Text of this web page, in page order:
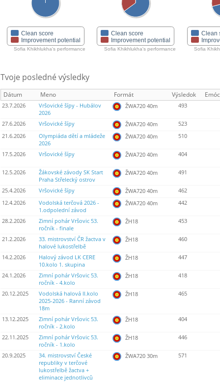
Clean score
Improvement potential
Sofia Khikhlukha's performance
Clean score
Improvement potential
Sofia Khikhlukha's performance
Clean
Sofia
Tvoje posledné výsledky
Dátum Meno Formát Výsledok
23.7.2026
Vršovické šípy - Hubálov
2026
ŽWA720 40m 493
27.6.2026 Vršovické šípy ŽWA720 40m
523
21.6.2026
Olympiáda dětí a mládeže
2026
ŽWA720 40m 510
17.5.2026 Vršovické šípy ŽWA720 40m 404
12.5.2026
Žákovské závody SK Start
Praha Střelecký ostrov
ŽWA720 40m 491
25.4.2026 Vršovické šípy ŽWA720 40m
462
12.4.2026
Vodolská terčová 2026 -
1.odpolední závod
ŽWA720 40m 442
28.2.2026
Zimní pohár Vršovic 53.
ročník - finale
ŽH18 453
21.2.2026
33. mistrovství ČR žactva v
halové lukostřelbě
ŽH18 460
14.2.2026
Halový závod LK CERE
10.kolo 1. skupina
ŽH18 447
24.1.2026
Zimní pohár Vršovic 53.
ročník - 4.kolo
ŽH18 418
20.12.2025
Vodolská halová II.kolo
2025-2026 - Ranní závod
18m
ŽH18 465
13.12.2025
Zimní pohár Vršovic 53.
ročník - 2.kolo
ŽH18 404
22.11.2025
Zimní pohár Vršovic 53.
ročník - 1.kolo
ŽH18 446
20.9.2025
34. mistrovství České
republiky v terčové
lukostřelbě žactva +
eliminace jednotlivců
ŽWA720 30m 571